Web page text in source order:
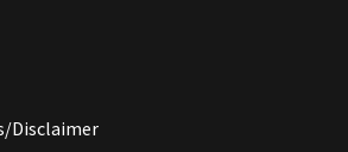
Disclaimer